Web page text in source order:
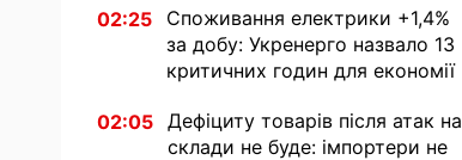
02:25
Споживання електрики +1,4%
за добу: Укренерго назвало 13
критичних годин для економії
02:05 Дефіциту товарів після атак на
склади не буде: імпортери не